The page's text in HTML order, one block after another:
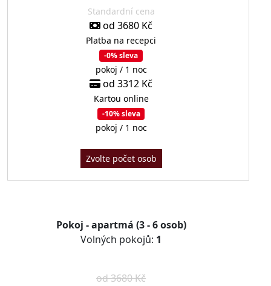
Standardní cena
od 3680 Kč
Platba na recepci
-0% sleva
pokoj / 1 noc
od 3312 Kč
Kartou online
-10% sleva
pokoj / 1 noc
Zvolte počet osob
Pokoj - apartmá (3 - 6 osob)
Volných pokojů: 1
od 3680 Kč